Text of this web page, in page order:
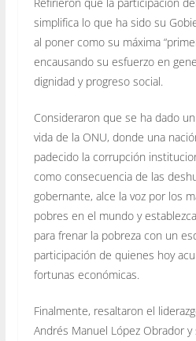
simplifica lo que ha sido su
al poner como su máxima
encausando su esfuerzo en
dignidad y progreso social.
Consideraron que se ha dado
vida de la ONU, donde una
padecido la corrupción
como consecuencia de las
gobernante, alce la voz por los
pobres en el mundo y
para frenar la pobreza con un
participación de quienes hoy
fortunas económicas.
Finalmente, resaltaron el
Andrés Manuel López Obrador